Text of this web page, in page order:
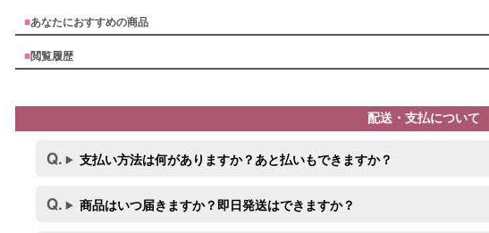
■あなたにおすすめの商品
■閲覧履歴
配送・支払について
支払い方法は何がありますか？あと払いもできますか？
商品はいつ届きますか？即日発送はできますか？